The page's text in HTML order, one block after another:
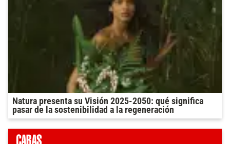
Natura presenta su Visión 2025-2050: qué significa
pasar de la sostenibilidad a la regeneración